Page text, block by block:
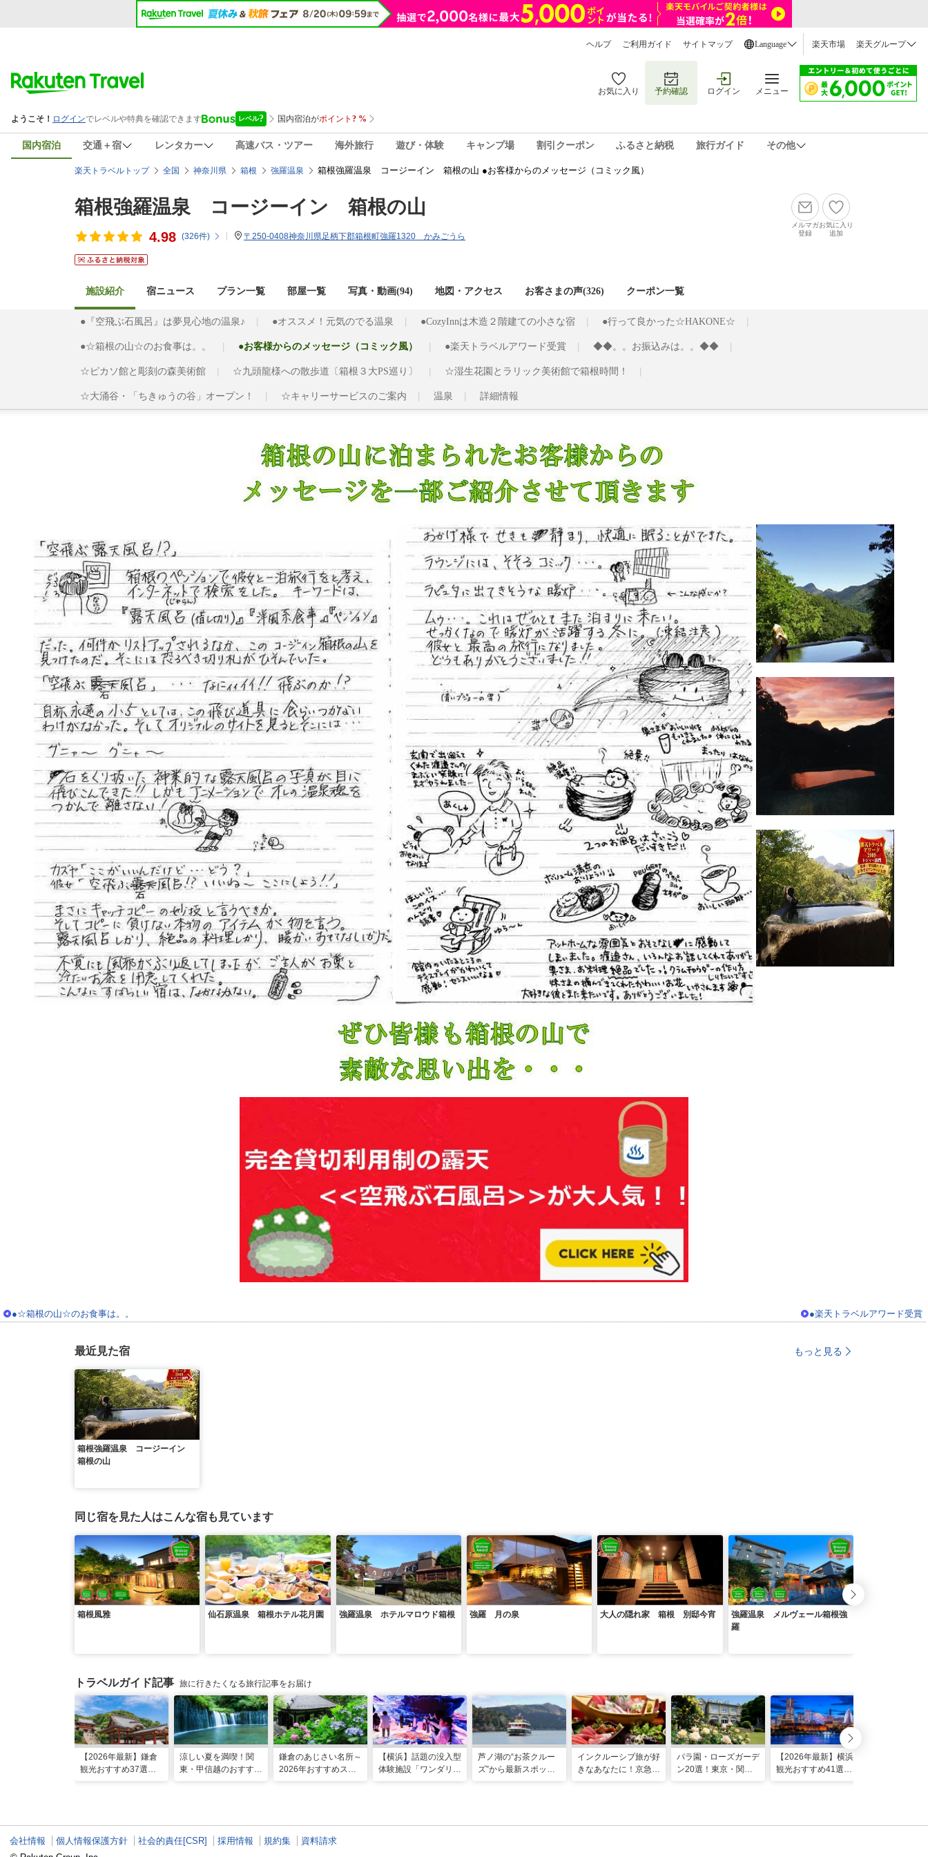
ヘルプ ご利用ガイド サイトマップ Language 楽天市場 楽天グループ
お気に入り 予約確認 ログイン メニュー
国内宿泊 交通＋宿 レンタカー 高速バス・ツアー 海外旅行 遊び・体験 キャンプ場 割引クーポン ふるさと納税 旅行ガイド その他
楽天トラベルトップ 全国 神奈川県 箱根 強羅温泉 箱根強羅温泉 コージーイン 箱根の山 ●お客様からのメッセージ（コミック風）
箱根強羅温泉 コージーイン 箱根の山
4.98 (326件) 〒250-0408神奈川県足柄下郡箱根町強羅1320 かみごうら
メルマガ
登録
お気に入り
追加
施設紹介 宿ニュース プラン一覧 部屋一覧 写真・動画(94) 地図・アクセス お客さまの声(326) クーポン一覧
●『空飛ぶ石風呂』は夢見心地の温泉♪ ●オススメ！元気のでる温泉 ●CozyInnは木造２階建ての小さな宿 ●行って良かった☆HAKONE☆
●☆箱根の山☆のお食事は。。 ●お客様からのメッセージ（コミック風） ●楽天トラベルアワード受賞 ◆◆。。お振込みは。。◆◆
☆ピカソ館と彫刻の森美術館 ☆九頭龍様への散歩道〔箱根３大PS巡り〕 ☆湿生花園とラリック美術館で箱根時間！
☆大涌谷・「ちきゅうの谷」オープン！ ☆キャリーサービスのご案内 温泉 詳細情報
●☆箱根の山☆のお食事は。。 ●楽天トラベルアワード受賞
最近見た宿 もっと見る
箱根強羅温泉 コージーイン
箱根の山
同じ宿を見た人はこんな宿も見ています
箱根風雅 仙石原温泉 箱根ホテル花月園 強羅温泉 ホテルマロウド箱根 強羅 月の泉 大人の隠れ家 箱根 別邸今宵
強羅温泉 メルヴェール箱根強
羅
トラベルガイド記事 旅に行きたくなる旅行記事をお届け
【2026年最新】鎌倉
観光おすすめ37選！
涼しい夏を満喫！関
東・甲信越のおすすめ
鎌倉のあじさい名所～
2026年おすすめスポ
【横浜】話題の没入型
体験施設「ワンダリア
芦ノ湖の“お茶クルー
ズ”から最新スポット
インクルーシブ旅が好
きなあなたに！京急
バラ園・ローズガーデ
ン20選！東京・関東
【2026年最新】横浜
観光おすすめ41選！
会社情報 個人情報保護方針 社会的責任[CSR] 採用情報 規約集
資料請求